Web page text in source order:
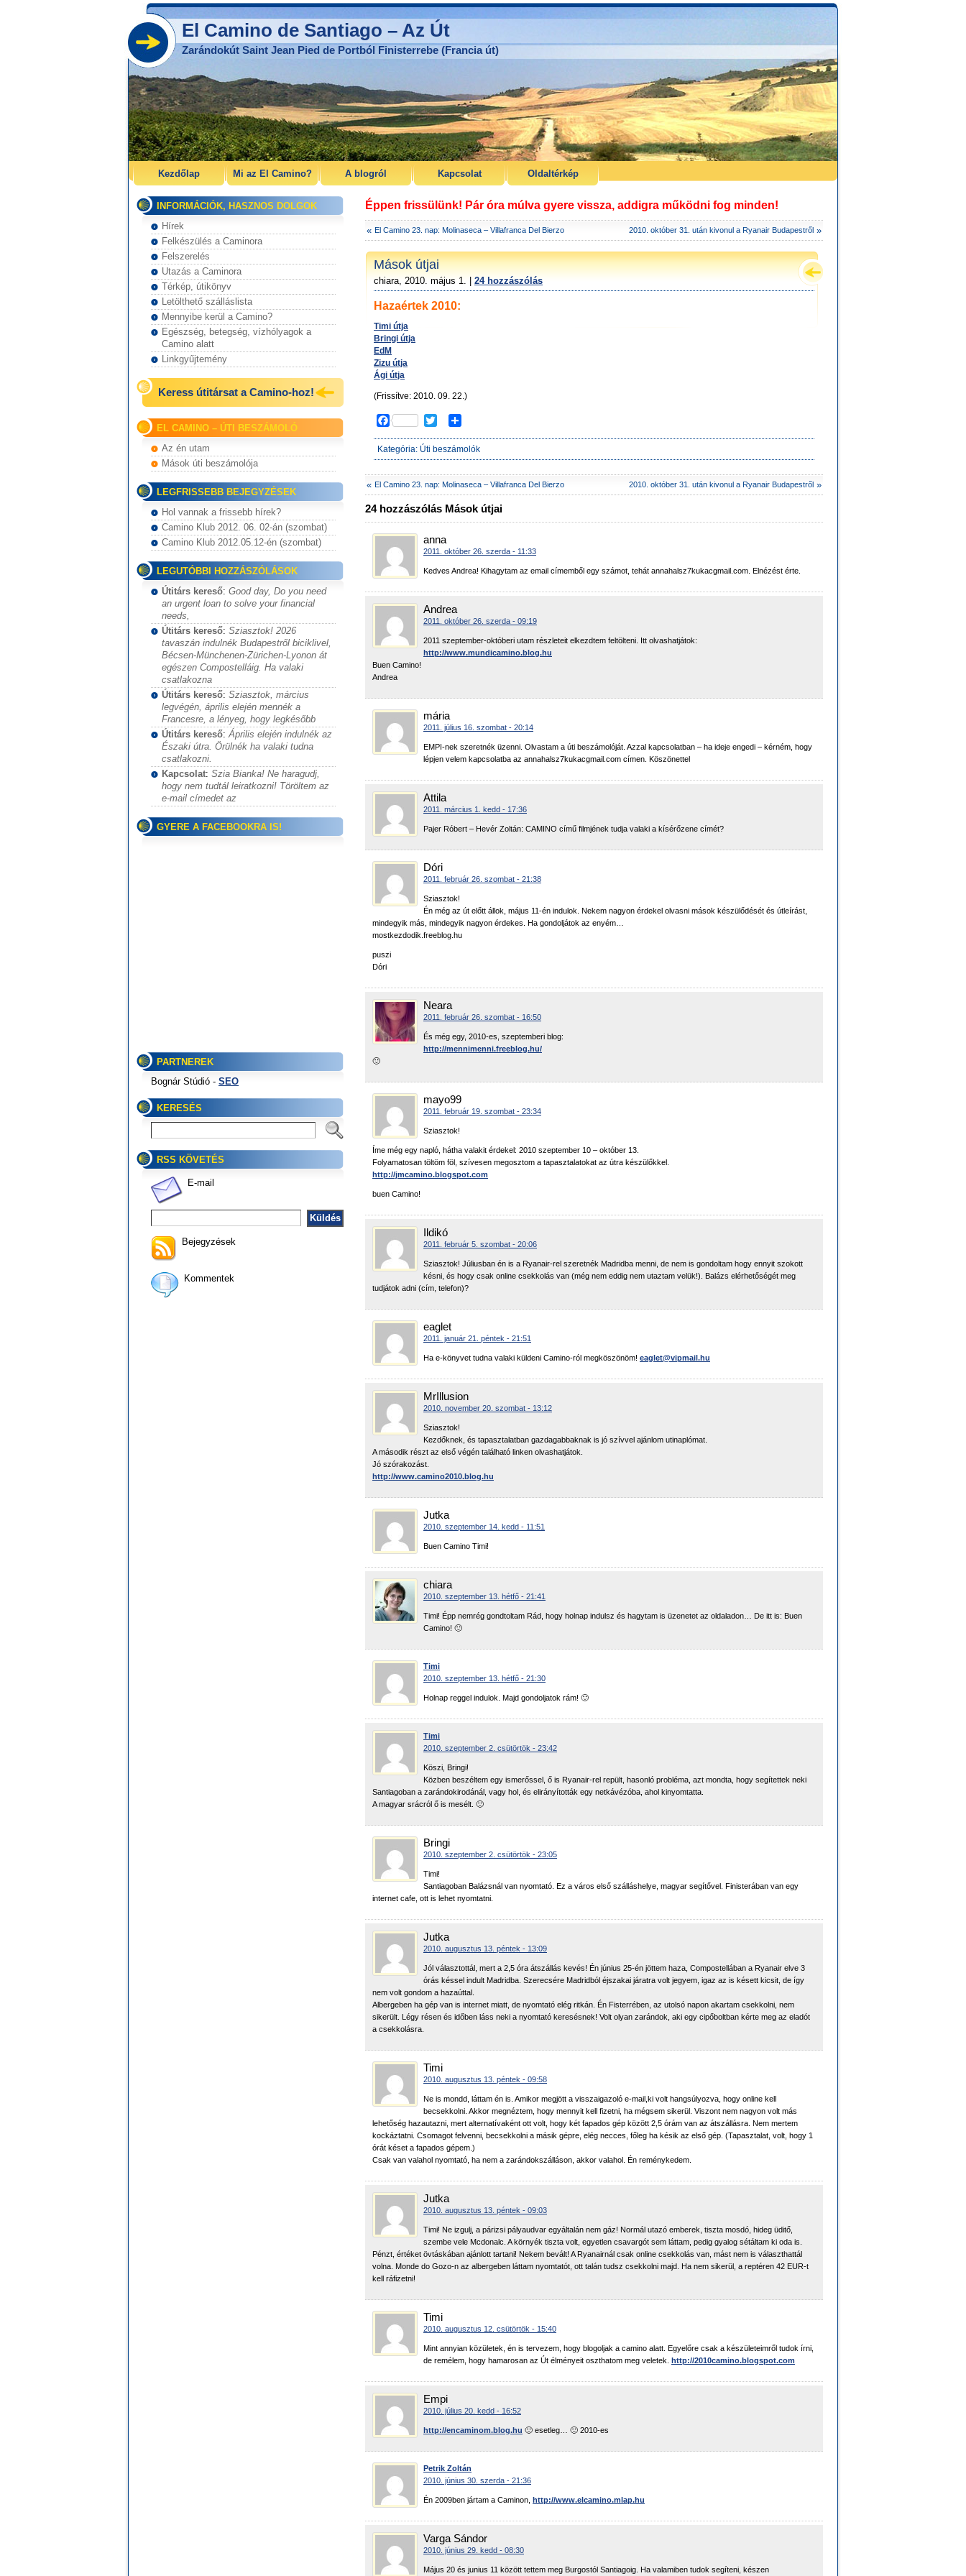
El Camino de Santiago – Az Út
Zarándokút Saint Jean Pied de Portból Finisterrebe (Francia út)
Kezdőlap Mi az El Camino? A blogról Kapcsolat Oldaltérkép
INFORMÁCIÓK, HASZNOS DOLGOK
Hírek
Felkészülés a Caminora
Felszerelés
Utazás a Caminora
Térkép, útikönyv
Letölthető szálláslista
Mennyibe kerül a Camino?
Egészség, betegség, vízhólyagok a
Camino alatt
Linkgyűjtemény
Keress útitársat a Camino-hoz!
EL CAMINO – ÚTI BESZÁMOLÓ
Az én utam
Mások úti beszámolója
LEGFRISSEBB BEJEGYZÉSEK
Hol vannak a frissebb hírek?
Camino Klub 2012. 06. 02-án (szombat)
Camino Klub 2012.05.12-én (szombat)
LEGUTÓBBI HOZZÁSZÓLÁSOK
Útitárs kereső: Good day, Do you need
an urgent loan to solve your financial
needs,
Útitárs kereső: Sziasztok! 2026
tavaszán indulnék Budapestről biciklivel,
Bécsen-Münchenen-Zürichen-Lyonon át
egészen Compostelláig. Ha valaki
csatlakozna
Útitárs kereső: Sziasztok, március
legvégén, április elején mennék a
Francesre, a lényeg, hogy legkésőbb
Útitárs kereső:Április elején indulnék az
Északi útra. Örülnék ha valaki tudna
csatlakozni.
Kapcsolat: Szia Bianka! Ne haragudj,
hogy nem tudtál leiratkozni! Töröltem az
e-mail címedet az
GYERE A FACEBOOKRA IS!
PARTNEREK
Bognár Stúdió - SEO
KERESÉS
RSS KÖVETÉS
E-mail
Bejegyzések
Kommentek
Éppen frissülünk! Pár óra múlva gyere vissza, addigra működni fog minden!
« El Camino 23. nap: Molinaseca – Villafranca Del Bierzo 2010. október 31. után kivonul a Ryanair Budapestről »
Mások útjai
chiara, 2010. május 1. | 24 hozzászólás
Hazaértek 2010:
Timi útja
Bringi útja
EdM
Zizu útja
Ági útja
(Frissítve: 2010. 09. 22.)
F
c
e
b
o
o
k
i
t
t
e
r
a
r
e
Kategória: Úti beszámolók
« El Camino 23. nap: Molinaseca – Villafranca Del Bierzo 2010. október 31. után kivonul a Ryanair Budapestről »
24 hozzászólás Mások útjai
anna
2011. október 26. szerda - 11:33
Kedves Andrea! Kihagytam az email címemből egy számot, tehát annahalsz7kukacgmail.com. Elnézést érte.
Andrea
2011. október 26. szerda - 09:19
2011 szeptember-októberi utam részleteit elkezdtem feltölteni. Itt olvashatjátok:
http://www.mundicamino.blog.hu
Buen Camino!
Andrea
mária
2011. július 16. szombat - 20:14
EMPI-nek szeretnék üzenni. Olvastam a úti beszámolóját. Azzal kapcsolatban – ha ideje engedi – kérném, hogy
lépjen velem kapcsolatba az annahalsz7kukacgmail.com címen. Köszönettel
Attila
2011. március 1. kedd - 17:36
Pajer Róbert – Hevér Zoltán: CAMINO című filmjének tudja valaki a kísérőzene címét?
Dóri
2011. február 26. szombat - 21:38
Sziasztok!
Én még az út előtt állok, május 11-én indulok. Nekem nagyon érdekel olvasni mások készülődését és útleírást,
mindegyik más, mindegyik nagyon érdekes. Ha gondoljátok az enyém…
mostkezdodik.freeblog.hu
puszi
Dóri
Neara
2011. február 26. szombat - 16:50
És még egy, 2010-es, szeptemberi blog:
http://mennimenni.freeblog.hu/
🙂
mayo99
2011. február 19. szombat - 23:34
Sziasztok!
Íme még egy napló, hátha valakit érdekel: 2010 szeptember 10 – október 13.
Folyamatosan töltöm föl, szívesen megosztom a tapasztalatokat az útra készülőkkel.
http://jmcamino.blogspot.com
buen Camino!
Ildikó
2011. február 5. szombat - 20:06
Sziasztok! Júliusban én is a Ryanair-rel szeretnék Madridba menni, de nem is gondoltam hogy ennyit szokott
késni, és hogy csak online csekkolás van (még nem eddig nem utaztam velük!). Balázs elérhetőségét meg
tudjátok adni (cím, telefon)?
eaglet
2011. január 21. péntek - 21:51
Ha e-könyvet tudna valaki küldeni Camino-ról megköszönöm! eaglet@vipmail.hu
MrIllusion
2010. november 20. szombat - 13:12
Sziasztok!
Kezdőknek, és tapasztalatban gazdagabbaknak is jó szívvel ajánlom utinaplómat.
A második részt az első végén található linken olvashatjátok.
Jó szórakozást.
http://www.camino2010.blog.hu
Jutka
2010. szeptember 14. kedd - 11:51
Buen Camino Timi!
chiara
2010. szeptember 13. hétfő - 21:41
Timi! Épp nemrég gondtoltam Rád, hogy holnap indulsz és hagytam is üzenetet az oldaladon… De itt is: Buen
Camino! 🙂
Timi
2010. szeptember 13. hétfő - 21:30
Holnap reggel indulok. Majd gondoljatok rám! 🙂
Timi
2010. szeptember 2. csütörtök - 23:42
Köszi, Bringi!
Közben beszéltem egy ismerőssel, ő is Ryanair-rel repült, hasonló probléma, azt mondta, hogy segítettek neki
Santiagoban a zarándokirodánál, vagy hol, és elirányították egy netkávézóba, ahol kinyomtatta.
A magyar srácról ő is mesélt. 🙂
Bringi
2010. szeptember 2. csütörtök - 23:05
Timi!
Santiagoban Balázsnál van nyomtató. Ez a város első szálláshelye, magyar segítővel. Finisterában van egy
internet cafe, ott is lehet nyomtatni.
Jutka
2010. augusztus 13. péntek - 13:09
Jól választottál, mert a 2,5 óra átszállás kevés! Én június 25-én jöttem haza, Compostellában a Ryanair elve 3
órás késsel indult Madridba. Szerecsére Madridból éjszakai járatra volt jegyem, igaz az is késett kicsit, de így
nem volt gondom a hazaúttal.
Albergeben ha gép van is internet miatt, de nyomtató elég ritkán. Én Fisterrében, az utolsó napon akartam csekkolni, nem
sikerült. Légy résen és időben láss neki a nyomtató keresésnek! Volt olyan zarándok, aki egy cipőboltban kérte meg az eladót
a csekkolásra.
Timi
2010. augusztus 13. péntek - 09:58
Ne is mondd, láttam én is. Amikor megjött a visszaigazoló e-mail,ki volt hangsúlyozva, hogy online kell
becsekkolni. Akkor megnéztem, hogy mennyit kell fizetni, ha mégsem sikerül. Viszont nem nagyon volt más
lehetőség hazautazni, mert alternatívaként ott volt, hogy két fapados gép között 2,5 órám van az átszállásra. Nem mertem
kockáztatni. Csomagot felvenni, becsekkolni a másik gépre, elég necces, főleg ha késik az első gép. (Tapasztalat, volt, hogy 1
órát késet a fapados gépem.)
Csak van valahol nyomtató, ha nem a zarándokszálláson, akkor valahol. Én reménykedem.
Jutka
2010. augusztus 13. péntek - 09:03
Timi! Ne izgulj, a párizsi pályaudvar egyáltalán nem gáz! Normál utazó emberek, tiszta mosdó, hideg üditő,
szembe vele Mcdonalc. A környék tiszta volt, egyetlen csavargót sem láttam, pedig gyalog sétáltam ki oda is.
Pénzt, értéket övtáskában ajánlott tartani! Nekem bevált! A Ryanairnál csak online csekkolás van, mást nem is választhattál
volna. Monde do Gozo-n az albergeben láttam nyomtatót, ott talán tudsz csekkolni majd. Ha nem sikerül, a reptéren 42 EUR-t
kell ráfizetni!
Timi
2010. augusztus 12. csütörtök - 15:40
Mint annyian közületek, én is tervezem, hogy blogoljak a camino alatt. Egyelőre csak a készületeimről tudok írni,
de remélem, hogy hamarosan az Út élményeit oszthatom meg veletek. http://2010camino.blogspot.com
Empi
2010. július 20. kedd - 16:52
http://encaminom.blog.hu 🙂 esetleg… 🙂 2010-es
Petrik Zoltán
2010. június 30. szerda - 21:36
Én 2009ben jártam a Caminon, http://www.elcamino.mlap.hu
Varga Sándor
2010. június 29. kedd - 08:30
Május 20 és junius 11 között tettem meg Burgostól Santiagoig. Ha valamiben tudok segíteni, készen